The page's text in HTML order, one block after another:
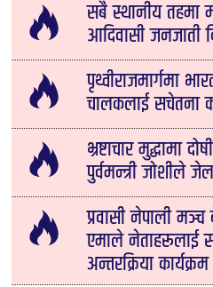
सबै स्थानीय तहमा
आदिवासी जनजाती
पृथ्वीराजमार्गमा
चालकलाई सचेतना
भ्रष्टाचार मुद्धामा
पुर्वमन्त्री जोशीले
प्रवासी नेपाली मञ्च
एमाले नेताहरूलाई
अन्तरक्रिया